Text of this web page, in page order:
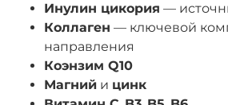
Инулин цикория —
Коллаген — ключевой
направления
Коэнзим Q10
Магний и цинк